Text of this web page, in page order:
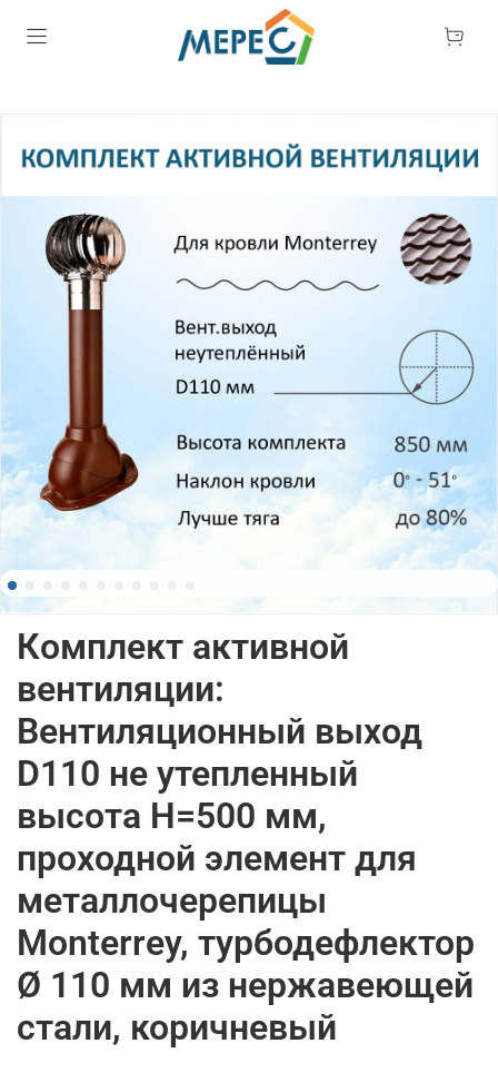
Комплект активной
вентиляции:
Вентиляционный выход
D110 не утепленный
высота H=500 мм,
проходной элемент для
металлочерепицы
Monterrey, турбодефлектор
Ø 110 мм из нержавеющей
стали, коричневый